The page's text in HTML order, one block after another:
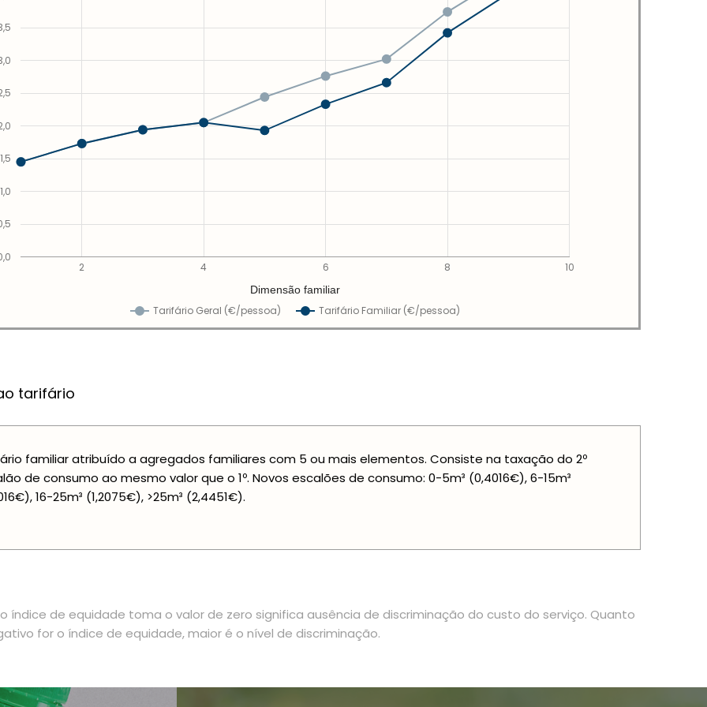
Tarifário Geral (€/pessoa) Tarifário Familiar (€/pessoa)
2 4 6 8 10
1,0
1,5
Dimensão familiar
tarifário
familiar atribuído a agregados familiares com 5 ou mais elementos. Consiste na taxação do 2º
de consumo ao mesmo valor que o 1º. Novos escalões de consumo: 0-5m³ (0,4016€), 6-15m³
16-25m³ (1,2075€), >25m³ (2,4451€).
índice de equidade toma o valor de zero significa ausência de discriminação do custo do serviço. Quanto
for o índice de equidade, maior é o nível de discriminação.